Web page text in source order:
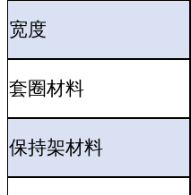
宽度
套圈材料
保持架材料